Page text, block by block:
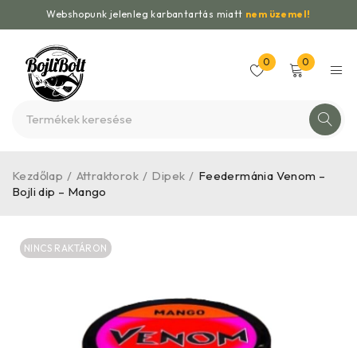
Webshopunk jelenleg karbantartás miatt nem üzemel!
0 0
Kezdőlap / Attraktorok / Dipek / Feedermánia Venom –
Bojli dip – Mango
NINCS RAKTÁRON